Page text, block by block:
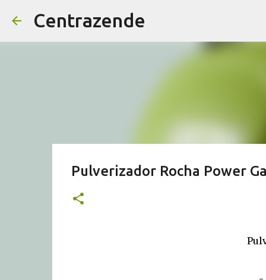
Centrazende
Pulverizador Rocha Power